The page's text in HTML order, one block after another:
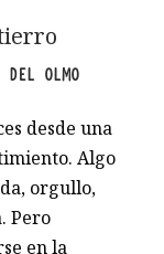
DEL OLMO
desde una
Algo
orgullo,
Pero
en la